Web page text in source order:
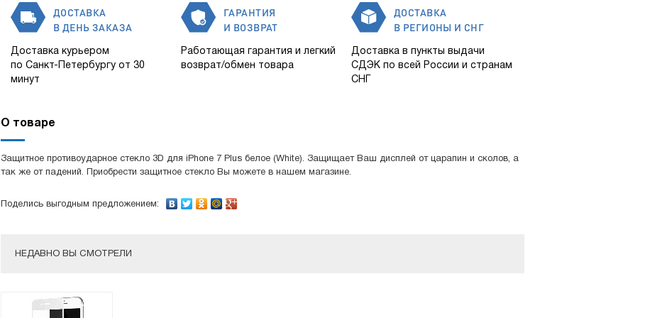
ДОСТАВКА
В ДЕНЬ ЗАКАЗА
Доставка курьером
по Санкт-Петербургу от 30
минут
ГАРАНТИЯ
И ВОЗВРАТ
Работающая гарантия и легкий
возврат/обмен товара
ДОСТАВКА
В РЕГИОНЫ И СНГ
Доставка в пункты выдачи
СДЭК по всей России и странам
СНГ
О товаре
Защитное противоударное стекло 3D для iPhone 7 Plus белое (White). Защищает Ваш дисплей от царапин и сколов, а
так же от падений. Приобрести защитное стекло Вы можете в нашем магазине.
Поделись выгодным предложением:
НЕДАВНО ВЫ СМОТРЕЛИ